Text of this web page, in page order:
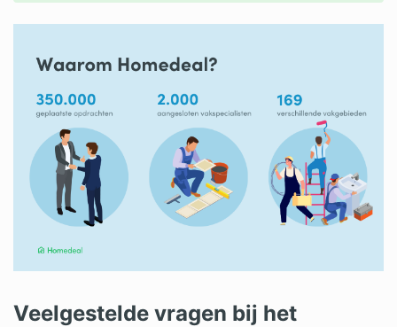
Veelgestelde vragen bij het